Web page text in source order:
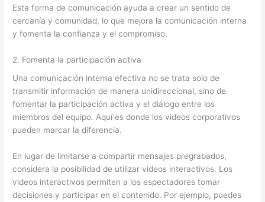
Esta forma de comunicación ayuda a crear un sentido de
cercanía y comunidad, lo que mejora la comunicación interna
y fomenta la confianza y el compromiso.
2. Fomenta la participación activa
Una comunicación interna efectiva no se trata solo de
transmitir información de manera unidireccional, sino de
fomentar la participación activa y el diálogo entre los
miembros del equipo. Aquí es donde los videos corporativos
pueden marcar la diferencia.
En lugar de limitarse a compartir mensajes pregrabados,
considera la posibilidad de utilizar videos interactivos. Los
videos interactivos permiten a los espectadores tomar
decisiones y participar en el contenido. Por ejemplo, puedes